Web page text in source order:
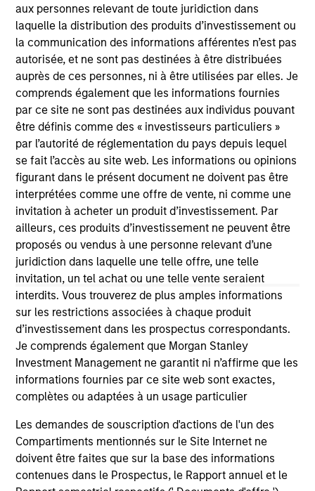
aux personnes relevant de toute juridiction dans
laquelle la distribution des produits d’investissement ou
la communication des informations afférentes n’est pas
autorisée, et ne sont pas destinées à être distribuées
auprès de ces personnes, ni à être utilisées par elles. Je
comprends également que les informations fournies
par ce site ne sont pas destinées aux individus pouvant
être définis comme des « investisseurs particuliers »
par l’autorité de réglementation du pays depuis lequel
se fait l’accès au site web. Les informations ou opinions
figurant dans le présent document ne doivent pas être
interprétées comme une offre de vente, ni comme une
invitation à acheter un produit d’investissement. Par
ailleurs, ces produits d’investissement ne peuvent être
proposés ou vendus à une personne relevant d’une
juridiction dans laquelle une telle offre, une telle
invitation, un tel achat ou une telle vente seraient
interdits. Vous trouverez de plus amples informations
sur les restrictions associées à chaque produit
d’investissement dans les prospectus correspondants.
Je comprends également que Morgan Stanley
Investment Management ne garantit ni n’affirme que les
informations fournies par ce site web sont exactes,
complètes ou adaptées à un usage particulier
Les demandes de souscription d'actions de l'un des
Compartiments mentionnés sur le Site Internet ne
doivent être faites que sur la base des informations
contenues dans le Prospectus, le Rapport annuel et le
As of August 21, 2025. The above is provided for
informational and educational purposes only. There is no
guarantee that the investment mentioned resulted in
positive performance (for realized holdings), or will perform
well in the future (for current holdings). The trademarks and
service marks above are the property of their respective
owners. The information on this website has not been
authorized, sponsored, or otherwise approved by such
owners. By clicking on any links shown here, you agree that
you are navigating to a third party site. We are providing
these hyperlinks to you only as a convenience and the
inclusion of any hyperlink is not and does not imply any
endorsement, approval, investigation, verification or
monitoring by us of any information contained in any
hyperlinked site. In no event shall we be responsible for the
information contained on the site or your use of such site
Morgan Stanley
Morgan Stanley Careers